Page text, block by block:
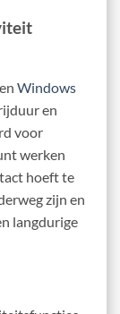
Windows
en
voor
werken
hoeft te
zijn en
langdurige